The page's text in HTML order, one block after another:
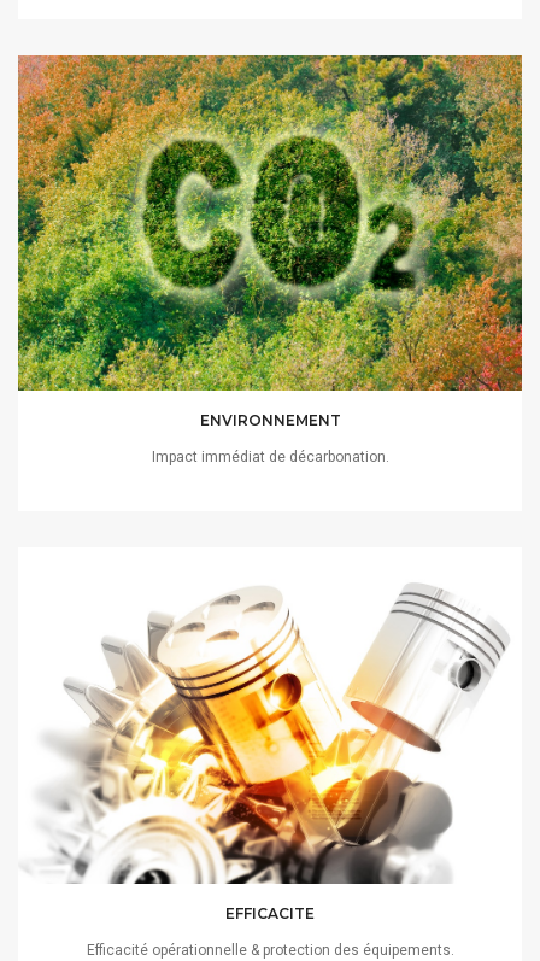
ENVIRONNEMENT
Impact immédiat de décarbonation.
EFFICACITE
Efficacité opérationnelle & protection des équipements.